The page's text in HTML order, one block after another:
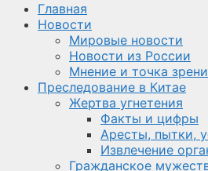
Главная
Новости
Мировые новости
Новости из России
Мнение и точка
Преследование в Китае
Жертва угнетения
Факты и цифры
Аресты, пытки,
Извлечение
Гражданское